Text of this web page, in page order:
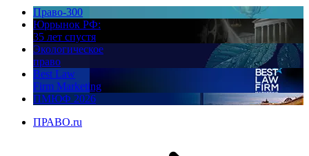
Право-300
Юррынок РФ:
35 лет спустя
Экологическое
право
Best Law
Firm Marketing
ПМЮФ 2026
ПРАВО.ru